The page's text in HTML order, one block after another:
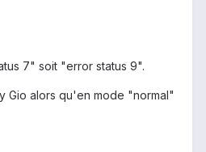
7" soit "error status 9".
Gio alors qu'en mode "normal"